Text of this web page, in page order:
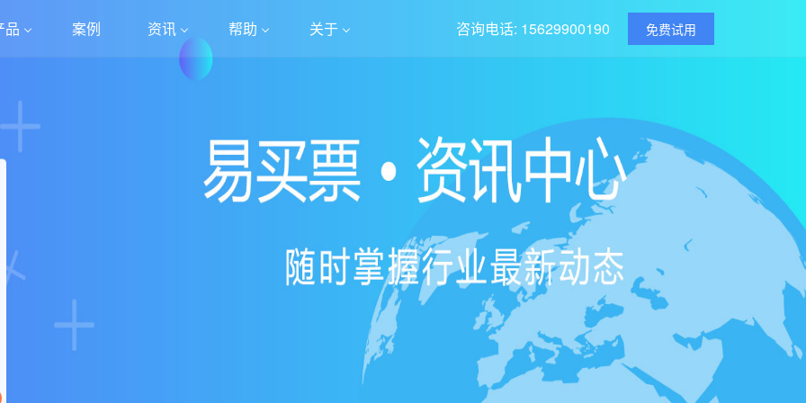
咨询电话: 15629900190 免费试用
品 案例 资讯 帮助 关于